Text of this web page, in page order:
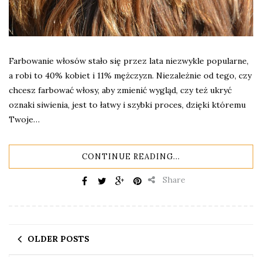
Farbowanie włosów stało się przez lata niezwykle popularne,
a robi to 40% kobiet i 11% mężczyzn. Niezależnie od tego, czy
chcesz farbować włosy, aby zmienić wygląd, czy też ukryć
oznaki siwienia, jest to łatwy i szybki proces, dzięki któremu
Twoje…
CONTINUE READING...
Share
OLDER POSTS